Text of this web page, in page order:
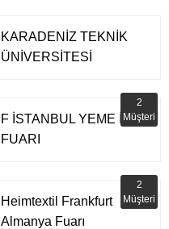
KARADENİZ TEKNİK
ÜNİVERSİTESİ
F İSTANBUL YEME İÇME
FUARI
2
Müşteri
Heimtextil Frankfurt
Almanya Fuarı
2
Müşteri